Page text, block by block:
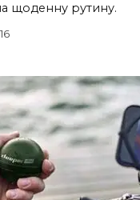
щоденну рутину.
16